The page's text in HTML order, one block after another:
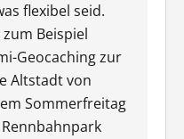
flexibel seid.
Beispiel
Geocaching zur
Altstadt von
Sommerfreitag